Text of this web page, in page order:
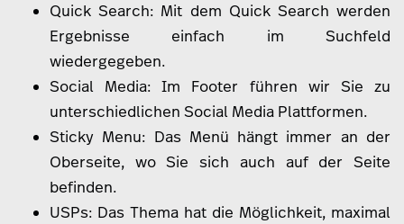
Quick Search: Mit dem Quick Search werden
Ergebnisse einfach im Suchfeld
wiedergegeben.
Social Media: Im Footer führen wir Sie zu
unterschiedlichen Social Media Plattformen.
Sticky Menu: Das Menü hängt immer an der
Oberseite, wo Sie sich auch auf der Seite
befinden.
USPs: Das Thema hat die Möglichkeit, maximal